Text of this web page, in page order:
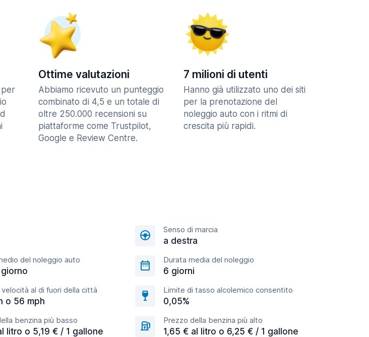
per
Ottime valutazioni
Abbiamo ricevuto un punteggio
combinato di 4,5 e un totale di
oltre 250.000 recensioni su
piattaforme come Trustpilot,
Google e Review Centre.
7 milioni di utenti
Hanno già utilizzato uno dei siti
per la prenotazione del
noleggio auto con i ritmi di
crescita più rapidi.
Senso di marcia
a destra
del noleggio auto Durata media del noleggio
6 giorni
al di fuori della città
o 56 mph
Limite di tasso alcolemico consentito
0,05%
benzina più basso
litro o 5,19 € / 1 gallone
Prezzo della benzina più alto
1,65 € al litro o 6,25 € / 1 gallone